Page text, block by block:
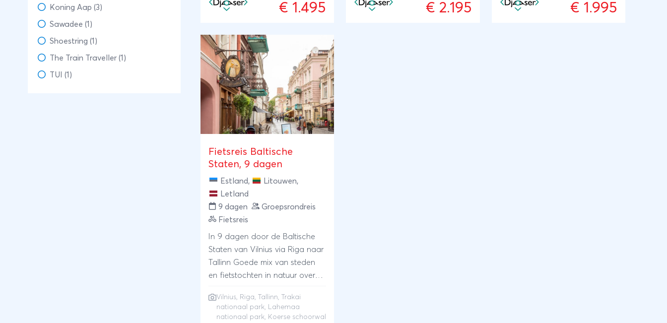
Koning Aap (3)
Sawadee (1)
Shoestring (1)
The Train Traveller (1)
TUI (1)
€ 1.495 € 2.195 € 1.995
Fietsreis Baltische
Staten, 9 dagen
Estland, Litouwen,
Letland
9 dagen
Groepsrondreis
Fietsreis
In 9 dagen door de Baltische
Staten van Vilnius via Riga naar
Tallinn Goede mix van steden
en fietstochten in natuur over
door de bossen van Trakai
nationaal park Lahemaa
Vilnius, Riga, Tallinn, Trakai
nationaal park, Lahemaa
nationaal park, Koerse schoorwal